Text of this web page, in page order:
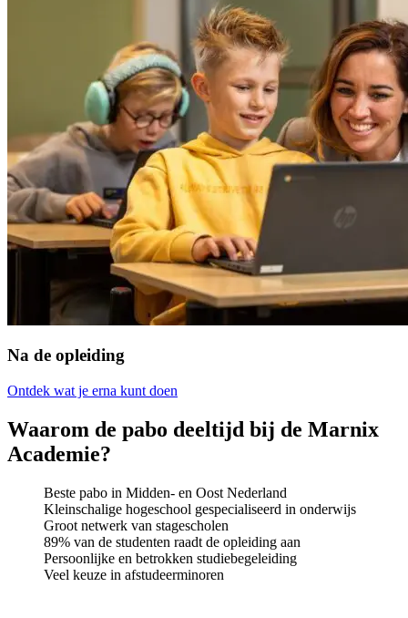
Na de opleiding
Ontdek wat je erna kunt doen
Waarom de pabo deeltijd bij de Marnix
Academie?
Beste pabo in Midden- en Oost Nederland
Kleinschalige hogeschool gespecialiseerd in onderwijs
Groot netwerk van stagescholen
89% van de studenten raadt de opleiding aan
Persoonlijke en betrokken studiebegeleiding
Veel keuze in afstudeerminoren